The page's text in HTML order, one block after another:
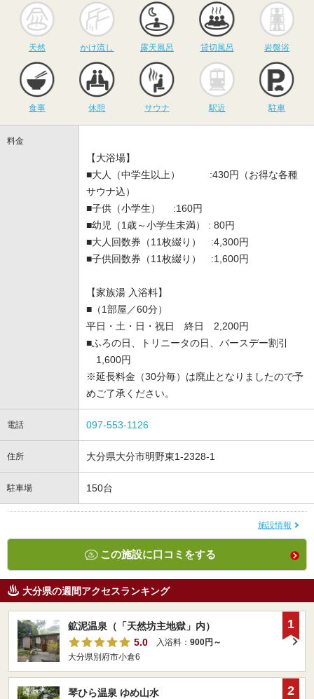
天然
かけ流し
かけ流し
露天風呂
露天風呂
貸切風呂
貸切風呂 岩盤浴
食事 休憩
サウナ
サウナ 駅近 駐車
料金
【大浴場】
■大人（中学生以上） :430円（お得な各種
サウナ込）
■子供（小学生） :160円
■幼児（1歳～小学生未満） : 80円
■大人回数券（11枚綴り） :4,300円
■子供回数券（11枚綴り） :1,600円
【家族湯 入浴料】
■（1部屋／60分）
平日・土・日・祝日 終日 2,200円
■ふろの日、トリニータの日、バースデー割引
1,600円
※延長料金（30分毎）は廃止となりましたので予
めご了承ください。
電話 097-553-1126
住所 大分県大分市明野東1-2328-1
駐車場 150台
施設情報
この施設に口コミをする
大分県の週間アクセスランキング
鉱泥温泉（「天然坊主地獄」内）
5.0
入浴料： 900円～
大分県別府市小倉6
1
琴ひら温泉 ゆめ山水
2